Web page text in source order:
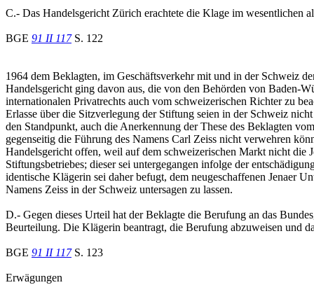
C.- Das Handelsgericht Zürich erachtete die Klage im wesentlichen
BGE 91 II 117S. 122
1964 dem Beklagten, im Geschäftsverkehr mit und in der Schweiz
Handelsgericht ging davon aus, die von den Behörden von Baden-
internationalen Privatrechts auch vom schweizerischen Richter zu
Erlasse über die Sitzverlegung der Stiftung seien in der Schweiz
den Standpunkt, auch die Anerkennung der These des Beklagten
gegenseitig die Führung des Namens Carl Zeiss nicht verwehren
Handelsgericht offen, weil auf dem schweizerischen Markt nicht die
Stiftungsbetriebes; dieser sei untergegangen infolge der
identische Klägerin sei daher befugt, dem neugeschaffenen Jenaer
Namens Zeiss in der Schweiz untersagen zu lassen.
D.- Gegen dieses Urteil hat der Beklagte die Berufung an das
Beurteilung. Die Klägerin beantragt, die Berufung abzuweisen und
BGE 91 II 117S. 123
Erwägungen